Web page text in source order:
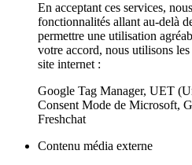
En acceptant ces services,
fonctionnalités allant au-delà
permettre une utilisation
votre accord, nous utilisons
site internet :
Google Tag Manager, UET
Consent Mode de Microsoft,
Freshchat
Contenu média externe